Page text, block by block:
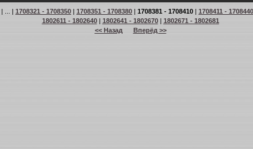
| ... | 1708321 - 1708350 | 1708351 - 1708380 | 1708381 - 1708410 | 1708411 - 1708440
1802611 - 1802640| 1802641 - 1802670| 1802671 - 1802681
<< Назад
Вперёд >>